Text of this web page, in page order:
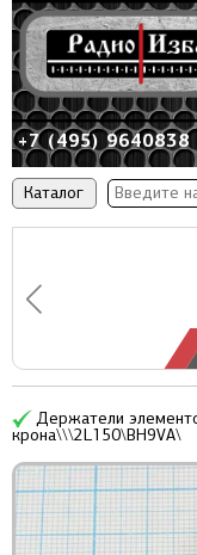
Каталог
+7 (495) 9640838
Держатели
крона\\\2L150\BH9VA\